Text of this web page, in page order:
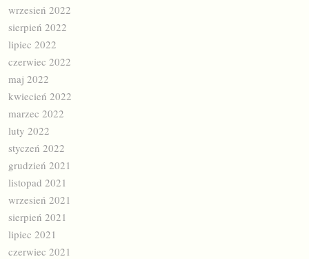
wrzesień 2022
sierpień 2022
lipiec 2022
czerwiec 2022
maj 2022
kwiecień 2022
marzec 2022
luty 2022
styczeń 2022
grudzień 2021
listopad 2021
wrzesień 2021
sierpień 2021
lipiec 2021
czerwiec 2021